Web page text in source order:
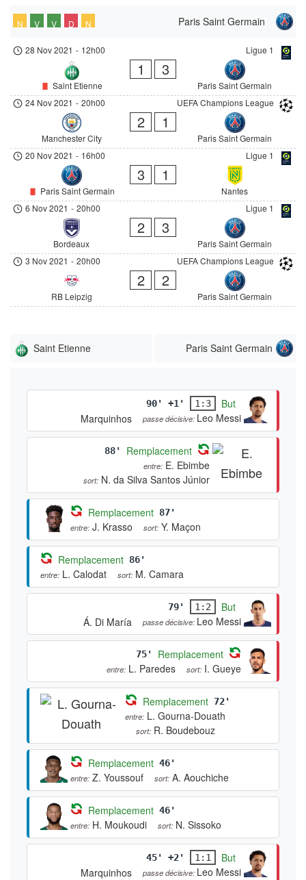
Paris Saint Germain
N V V D N
Ligue 1
28 Nov 2021 - 12h00
Saint Etienne
1 3
Paris Saint Germain
UEFA Champions League
24 Nov 2021 - 20h00
Manchester City
2 1
Paris Saint Germain
Ligue 1
20 Nov 2021 - 16h00
Paris Saint Germain
3 1
Nantes
Ligue 1
6 Nov 2021 - 20h00
Bordeaux
2 3
Paris Saint Germain
UEFA Champions League
3 Nov 2021 - 20h00
RB Leipzig
2 2
Paris Saint Germain
Saint Etienne Paris Saint Germain
90' +1' 1:3
But
Marquinhos
passe décisive: Leo Messi
88' Remplacement
entre: E. Ebimbe
sort: N. da Silva Santos Júnior
Remplacement 87'
entre: J. Krasso sort: Y. Maçon
Remplacement 86'
entre: L. Calodat sort: M. Camara
79' 1:2
But
Á. Di María
passe décisive: Leo Messi
75' Remplacement
entre: L. Paredes sort: I. Gueye
Remplacement 72'
entre: L. Gourna-Douath
sort: R. Boudebouz
Remplacement 46'
entre: Z. Youssouf sort: A. Aouchiche
Remplacement 46'
entre: H. Moukoudi sort: N. Sissoko
45' +2' 1:1
But
Marquinhos
passe décisive: Leo Messi